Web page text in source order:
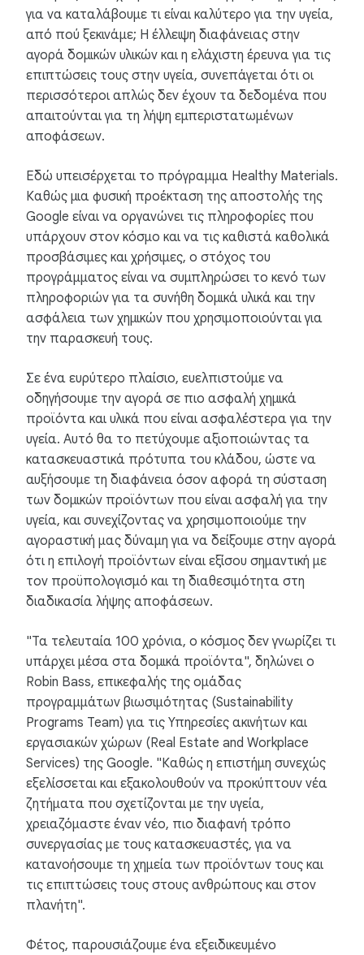
για να καταλάβουμε τι είναι καλύτερο για την υγεία,
από πού ξεκινάμε; Η έλλειψη διαφάνειας στην
αγορά δομικών υλικών και η ελάχιστη έρευνα για τις
επιπτώσεις τους στην υγεία, συνεπάγεται ότι οι
περισσότεροι απλώς δεν έχουν τα δεδομένα που
απαιτούνται για τη λήψη εμπεριστατωμένων
αποφάσεων.
Εδώ υπεισέρχεται το πρόγραμμα Healthy Materials.
Καθώς μια φυσική προέκταση της αποστολής της
Google είναι να οργανώνει τις πληροφορίες που
υπάρχουν στον κόσμο και να τις καθιστά καθολικά
προσβάσιμες και χρήσιμες, ο στόχος του
προγράμματος είναι να συμπληρώσει το κενό των
πληροφοριών για τα συνήθη δομικά υλικά και την
ασφάλεια των χημικών που χρησιμοποιούνται για
την παρασκευή τους.
Σε ένα ευρύτερο πλαίσιο, ευελπιστούμε να
οδηγήσουμε την αγορά σε πιο ασφαλή χημικά
προϊόντα και υλικά που είναι ασφαλέστερα για την
υγεία. Αυτό θα το πετύχουμε αξιοποιώντας τα
κατασκευαστικά πρότυπα του κλάδου, ώστε να
αυξήσουμε τη διαφάνεια όσον αφορά τη σύσταση
των δομικών προϊόντων που είναι ασφαλή για την
υγεία, και συνεχίζοντας να χρησιμοποιούμε την
αγοραστική μας δύναμη για να δείξουμε στην αγορά
ότι η επιλογή προϊόντων είναι εξίσου σημαντική με
τον προϋπολογισμό και τη διαθεσιμότητα στη
διαδικασία λήψης αποφάσεων.
"Τα τελευταία 100 χρόνια, ο κόσμος δεν γνωρίζει τι
υπάρχει μέσα στα δομικά προϊόντα", δηλώνει ο
Robin Bass, επικεφαλής της ομάδας
προγραμμάτων βιωσιμότητας (Sustainability
Programs Team) για τις Υπηρεσίες ακινήτων και
εργασιακών χώρων (Real Estate and Workplace
Services) της Google. "Καθώς η επιστήμη συνεχώς
εξελίσσεται και εξακολουθούν να προκύπτουν νέα
ζητήματα που σχετίζονται με την υγεία,
χρειαζόμαστε έναν νέο, πιο διαφανή τρόπο
συνεργασίας με τους κατασκευαστές, για να
κατανοήσουμε τη χημεία των προϊόντων τους και
τις επιπτώσεις τους στους ανθρώπους και στον
πλανήτη".
Φέτος, παρουσιάζουμε ένα εξειδικευμένο